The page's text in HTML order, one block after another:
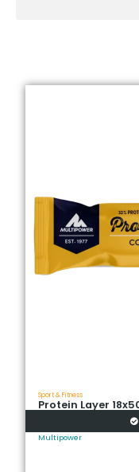
Sport & Fitness
Protein Layer
Multipower